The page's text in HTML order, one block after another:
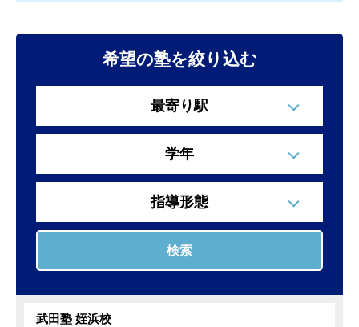
希望の塾を絞り込む
最寄り駅
学年
指導形態
検索
武田塾 姪浜校